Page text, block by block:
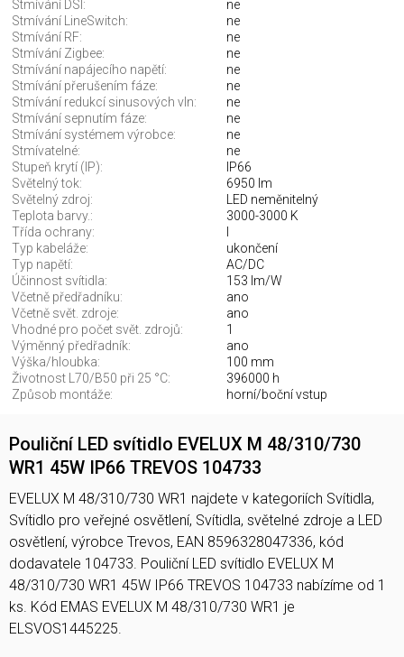
Stmívání DSI:
ne
Stmívání LineSwitch:
ne
Stmívání RF:
ne
Stmívání Zigbee:
ne
Stmívání napájecího napětí:
ne
Stmívání přerušením fáze:
ne
Stmívání redukcí sinusových vln:
ne
Stmívání sepnutím fáze:
ne
Stmívání systémem výrobce:
ne
Stmívatelné:
ne
Stupeň krytí (IP):
IP66
Světelný tok:
6950 lm
Světelný zdroj:
LED neměnitelný
Teplota barvy.:
3000-3000 K
Třída ochrany:
Typ kabeláže:
ukončení
Typ napětí:
AC/DC
Účinnost svítidla:
153 lm/W
Včetně předřadníku:
ano
Včetně svět. zdroje:
ano
Vhodné pro počet svět. zdrojů:
1
Výměnný předřadník:
ano
Výška/hloubka:
100 mm
Životnost L70/B50 při 25 °C:
396000 h
Způsob montáže:
horní/boční vstup
Pouliční LED svítidlo EVELUX M 48/310/730
WR1 45W IP66 TREVOS 104733
EVELUX M 48/310/730 WR1 najdete v kategoriích Svítidla,
Svítidlo pro veřejné osvětlení, Svítidla, světelné zdroje a LED
osvětlení, výrobce Trevos, EAN 8596328047336, kód
dodavatele 104733. Pouliční LED svítidlo EVELUX M
48/310/730 WR1 45W IP66 TREVOS 104733 nabízíme od 1
ks. Kód EMAS EVELUX M 48/310/730 WR1 je
ELSVOS1445225.